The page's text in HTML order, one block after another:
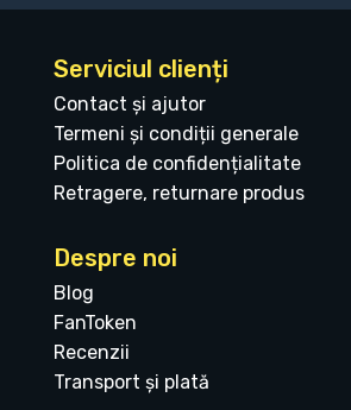
Serviciul clienți
Contact și ajutor
Termeni și condiții generale
Politica de confidențialitate
Retragere, returnare produs
Despre noi
Blog
FanToken
Recenzii
Transport și plată